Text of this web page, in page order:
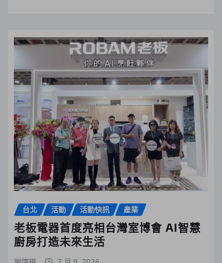
台北 活動 活動快訊 產業
老板電器首度亮相台灣室博會 AI智慧
廚房打造未來生活